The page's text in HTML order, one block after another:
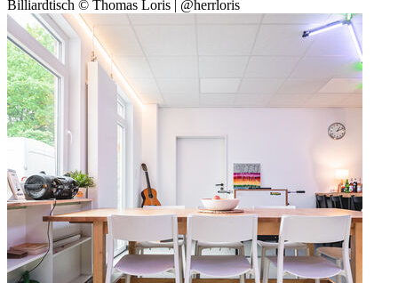
Billiardtisch © Thomas Loris | @herrloris